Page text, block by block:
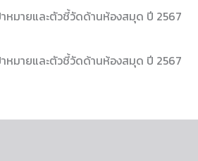
าหมายและตัวชี้วัดด้านห้องสมุด ปี 2567
าหมายและตัวชี้วัดด้านห้องสมุด ปี 2567